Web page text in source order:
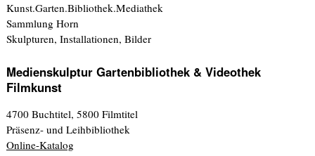
Kunst.Garten.Bibliothek.Mediathek
Sammlung Horn
Skulpturen, Installationen, Bilder
Medienskulptur Gartenbibliothek & Videothek
Filmkunst
4700 Buchtitel, 5800 Filmtitel
Präsenz- und Leihbibliothek
Online-Katalog